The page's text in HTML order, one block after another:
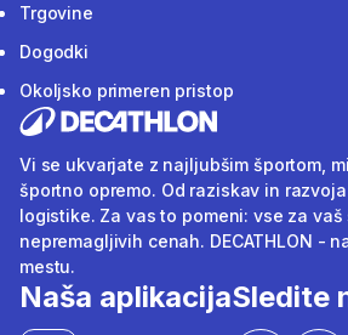
Trgovine
Dogodki
Okoljsko primeren pristop
Vi se ukvarjate z najljubšim športom,
športno opremo. Od raziskav in
logistike. Za vas to pomeni: vse za vaš
nepremagljivih cenah. DECATHLON -
mestu.
Naša aplikacijaSledite